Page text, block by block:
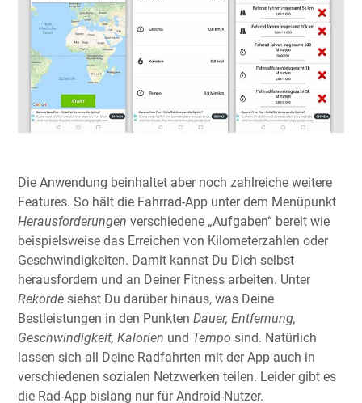
Die Anwendung beinhaltet aber noch zahlreiche weitere
Features. So hält die Fahrrad-App unter dem Menüpunkt
Herausforderungen verschiedene „Aufgaben“ bereit wie
beispielsweise das Erreichen von Kilometerzahlen oder
Geschwindigkeiten. Damit kannst Du Dich selbst
herausfordern und an Deiner Fitness arbeiten. Unter
Rekorde siehst Du darüber hinaus, was Deine
Bestleistungen in den Punkten Dauer, Entfernung,
Geschwindigkeit, Kalorien und Tempo sind. Natürlich
lassen sich all Deine Radfahrten mit der App auch in
verschiedenen sozialen Netzwerken teilen. Leider gibt es
die Rad-App bislang nur für Android-Nutzer.